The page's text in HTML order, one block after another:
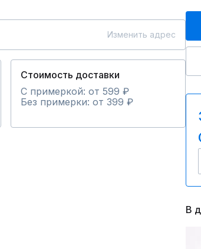
Изменить адрес
Стоимость доставки
С примеркой: от 599 ₽
Без примерки: от 399 ₽
В